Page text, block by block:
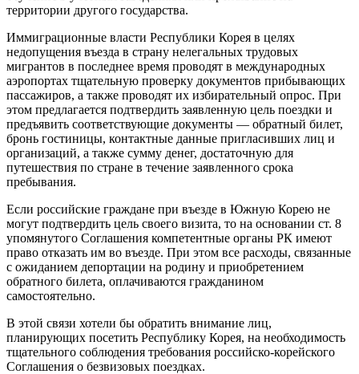
территории другого государства.
Иммиграционные власти Республики Корея в целях
недопущения въезда в страну нелегальных трудовых
мигрантов в последнее время проводят в международных
аэропортах тщательную проверку документов прибывающих
пассажиров, а также проводят их избирательный опрос. При
этом предлагается подтвердить заявленную цель поездки и
предъявить соответствующие документы — обратный билет,
бронь гостиницы, контактные данные пригласивших лиц и
организаций, а также сумму денег, достаточную для
путешествия по стране в течение заявленного срока
пребывания.
Если российские граждане при въезде в Южную Корею не
могут подтвердить цель своего визита, то на основании ст. 8
упомянутого Соглашения компетентные органы РК имеют
право отказать им во въезде. При этом все расходы, связанные
с ожиданием депортации на родину и приобретением
обратного билета, оплачиваются гражданином
самостоятельно.
В этой связи хотели бы обратить внимание лиц,
планирующих посетить Республику Корея, на необходимость
тщательного соблюдения требования российско-корейского
Соглашения о безвизовых поездках.